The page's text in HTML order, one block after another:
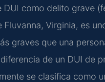
DUI como delito grave
Fluvanna, Virginia, es
graves que una
de un DUI de
se clasifica como